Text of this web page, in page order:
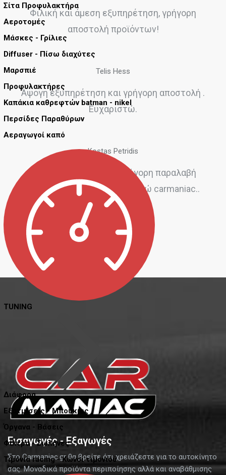
Σίτα Προφυλακτήρα
Αεροτομές
Μάσκες - Γρίλιες
Diffuser - Πίσω διαχύτες
Μαρσπιέ
Προφυλακτήρες
Καπάκια καθρεφτών batman - nikel
Περσίδες Παραθύρων
Αεραγωγοί καπό
TUNING
Διάφορα
Εξατμίσεις - Μπούκιες
Όργανα - Βάσεις
Φίλτρα - Σωλήνες
Τιμόνια racing - Κώνοι τιμονιού
Φιλική και άμεση εξυπηρέτηση, γρήγορη
αποστολή προϊόντων!
Telis Hess
Άψογη εξυπηρέτηση και γρήγορη αποστολή .
Ευχαριστώ.
Kostas Petridis
Τέλεια εξυπηρέτηση γρήγορη παραλαβή
ποιοτικά προϊόντα ευχαριστώ carmaniac..
Agelos Markou
Εισαγωγές - Εξαγωγές
Στο Carmaniac.gr θα βρείτε ότι χρειάζεστε για το αυτοκίνητο
σας. Μοναδικά προϊόντα περιποίησης αλλά και αναβάθμισης